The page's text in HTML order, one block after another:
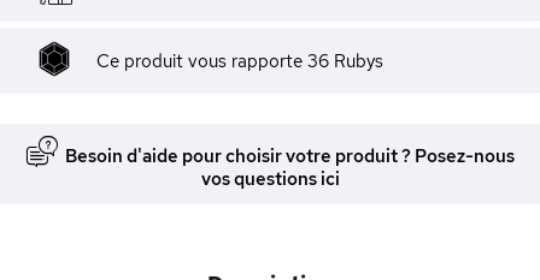
Ce produit vous rapporte 36 Rubys
Besoin d'aide pour choisir votre produit ? Posez-nous
vos questions ici